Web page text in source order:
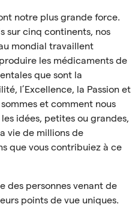
notre plus grande force.
sur cinq continents, nos
mondial travaillent
les médicaments de
que sont la
l’Excellence, la Passion et
et comment nous
idées, petites ou grandes,
vie de millions de
que vous contribuiez à ce
des personnes venant de
points de vue uniques.